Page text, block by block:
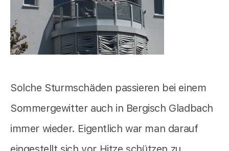
Solche Sturmschäden passieren bei einem
Sommergewitter auch in Bergisch Gladbach
immer wieder. Eigentlich war man darauf